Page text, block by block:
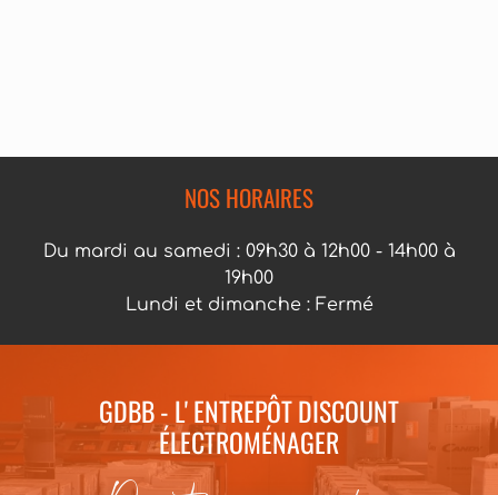
NOS HORAIRES
Du mardi au samedi : 09h30 à 12h00 - 14h00 à
19h00
Lundi et dimanche : Fermé
GDBB - L' ENTREPÔT DISCOUNT
ÉLECTROMÉNAGER